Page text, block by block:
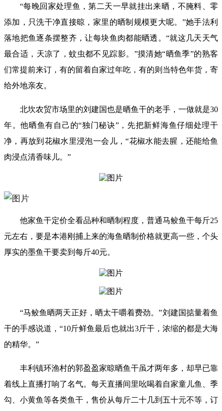
“每晚回家处理鱼，第二天一早就挂出来晒，不腌料、零
添加，只洗干净直接晾，家里的晒制规模更大呢。”她手法利
落地把鱼逐条摆整齐，让每块鱼肉都能晒透。“就这几天天气
最合适，天凉了，蚊虫都不见踪影。”摸清她“晒鱼季”的熟客
们常提前来订， 有的留着自家过年吃，有的则当特色年货，寄
给外地亲友。
北坎农贸市场里的刘建国也是晒鱼干的老手，一做就是30
年。他晒鱼有自己的“独门秘诀”，先把新鲜海鱼仔细处理干
净，再放到花椒水里浸泡一会儿，“花椒水能去腥，还能给鱼
肉浸点清香味儿。”
他家鱼干定价全看品种和晒制程度，普通马鲛鱼干每斤25
元左右，要是本港刚捕上来的海鱼晒制价格就更高一些，个头
厚实的墨鱼干要卖到每斤40元。
“马鲛鱼晒两天正好，晒太干嚼着费劲。”刘建国掂量着鱼
干的手感说道，“10斤鲜鱼最后也就出3斤干，浓缩的都是大海
的精华。”
丰利镇环渔村的郭盈盈家晾晒鱼干虽才两年多，却早已靠
着线上直播打响了名气。每天直播间里吆喝着自家童儿鱼、季
勾、小黄鱼等各类鱼干，售价从每斤二十几到五十元不等，订